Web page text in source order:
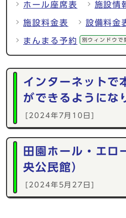
ホール座席表 施設情
施設料金表 設備料金
まんまる予約 別ウィンドウで
インターネットで
ができるようにな
[2024年7月10日]
田園ホール・エロ
央公民館）
[2024年5月27日]